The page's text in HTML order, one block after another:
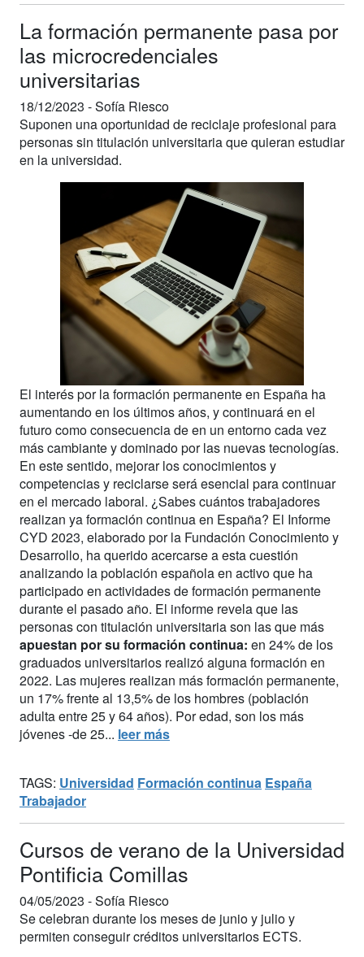
La formación permanente pasa por
las microcredenciales
universitarias
18/12/2023 -Sofía Riesco
Suponen una oportunidad de reciclaje profesional para
personas sin titulación universitaria que quieran estudiar
en la universidad.
El interés por la formación permanente en España ha
aumentando en los últimos años, y continuará en el
futuro como consecuencia de en un entorno cada vez
más cambiante y dominado por las nuevas tecnologías.
En este sentido, mejorar los conocimientos y
competencias y reciclarse será esencial para continuar
en el mercado laboral. ¿Sabes cuántos trabajadores
realizan ya formación continua en España? El Informe
CYD 2023, elaborado por la Fundación Conocimiento y
Desarrollo, ha querido acercarse a esta cuestión
analizando la población española en activo que ha
participado en actividades de formación permanente
durante el pasado año. El informe revela que las
personas con titulación universitaria son las que más
apuestan por su formación continua: en 24% de los
graduados universitarios realizó alguna formación en
2022. Las mujeres realizan más formación permanente,
un 17% frente al 13,5% de los hombres (población
adulta entre 25 y 64 años). Por edad, son los más
jóvenes -de 25... leer más
TAGS: Universidad Formación continua España
Trabajador
Cursos de verano de la Universidad
Pontificia Comillas
04/05/2023 -Sofía Riesco
Se celebran durante los meses de junio y julio y
permiten conseguir créditos universitarios ECTS.